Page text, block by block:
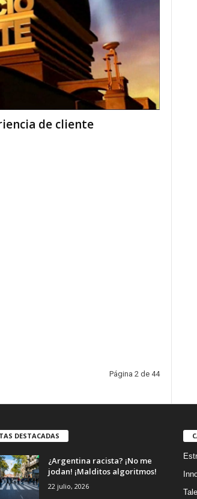
de cliente
Página 2 de 44
DESTACADAS
¿Argentina racista? ¡No me
jodan! ¡Malditos algoritmos!
22 julio, 2026